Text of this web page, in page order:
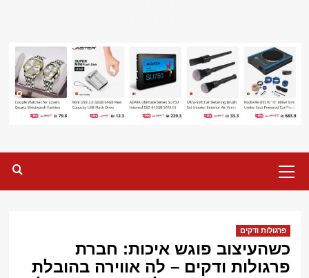
Menu
פרגולות ודקים
כשהעיצוב פוגש איכות: חברת
פרגולות ודקים – לה אווירה בהובלת